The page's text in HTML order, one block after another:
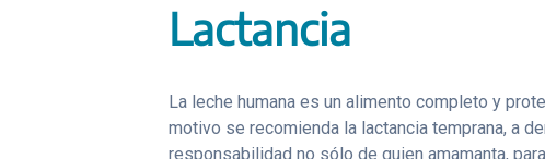
Lactancia
La leche humana es un alimento completo y
motivo se recomienda la lactancia temprana, a
responsabilidad no sólo de quien amamanta,